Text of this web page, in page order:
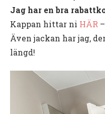
Jag har en bra
Kappan hittar ni HÄR
Även jackan har jag,
längd!